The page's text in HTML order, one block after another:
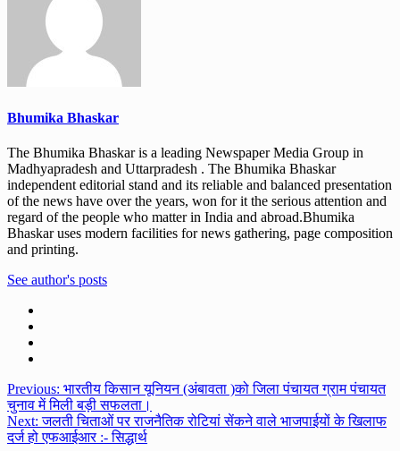
Bhumika Bhaskar
The Bhumika Bhaskar is a leading Newspaper Media Group in
Madhyapradesh and Uttarpradesh . The Bhumika Bhaskar
independent editorial stand and its reliable and balanced presentation
of the news have over the years, won for it the serious attention and
regard of the people who matter in India and abroad.Bhumika
Bhaskar uses modern facilities for news gathering, page composition
and printing.
See author's posts
Post
navigation
Previous: भारतीय किसान यूनियन (अंबावता )को जिला पंचायत ग्राम पंचायत
चुनाव में मिली बड़ी सफलता।
Next:जलती चिताओं पर राजनैतिक रोटियां सेंकने वाले भाजपाईयों के खिलाफ
दर्ज हो एफआईआर :- सिद्धार्थ